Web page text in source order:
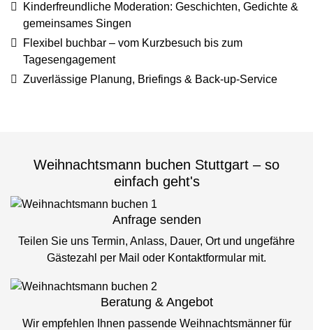
Kinderfreundliche Moderation: Geschichten, Gedichte &
gemeinsames Singen
Flexibel buchbar – vom Kurzbesuch bis zum
Tagesengagement
Zuverlässige Planung, Briefings & Back-up-Service
Weihnachtsmann buchen Stuttgart – so
einfach geht's
Anfrage senden
Teilen Sie uns Termin, Anlass, Dauer, Ort und ungefähre
Gästezahl per Mail oder Kontaktformular mit.
Beratung & Angebot
Wir empfehlen Ihnen passende Weihnachtsmänner für